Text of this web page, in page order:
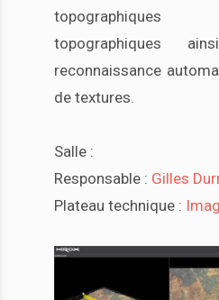
topographiques
reconnaissance
de textures.
Salle :
Responsable : Gilles
Plateau technique :